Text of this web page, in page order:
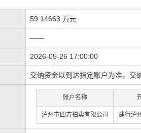
59.14663 万元
——
2026-05-26 17:00:00
交纳资金以到达指定账户为准，交
账户名称
泸州市四方拍卖有限公司 建行泸